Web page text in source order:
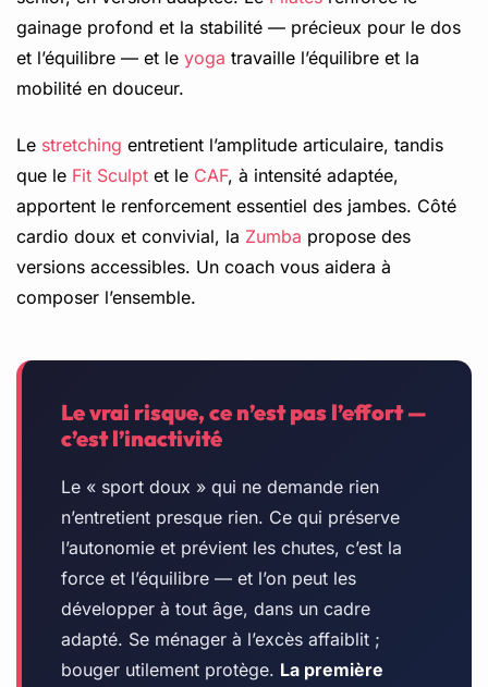
gainage profond et la stabilité — précieux pour le dos
et l’équilibre — et le yoga travaille l’équilibre et la
mobilité en douceur.
Le stretching entretient l’amplitude articulaire, tandis
que le Fit Sculpt et le CAF, à intensité adaptée,
apportent le renforcement essentiel des jambes. Côté
cardio doux et convivial, la Zumba propose des
versions accessibles. Un coach vous aidera à
composer l’ensemble.
Le vrai risque, ce n’est pas l’effort —
c’est l’inactivité
Le « sport doux » qui ne demande rien
n’entretient presque rien. Ce qui préserve
l’autonomie et prévient les chutes, c’est la
force et l’équilibre — et l’on peut les
développer à tout âge, dans un cadre
adapté. Se ménager à l’excès affaiblit ;
bouger utilement protège. La première